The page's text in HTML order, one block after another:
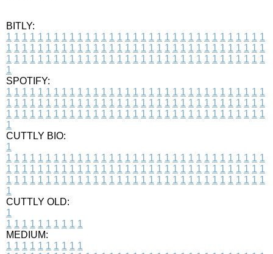
BITLY:
1 1 1 1 1 1 1 1 1 1 1 1 1 1 1 1 1 1 1 1 1 1 1 1 1 1 1 1 1 1 1 1 1
1 1 1 1 1 1 1 1 1 1 1 1 1 1 1 1 1 1 1 1 1 1 1 1 1 1 1 1 1 1 1 1 1
1 1 1 1 1 1 1 1 1 1 1 1 1 1 1 1 1 1 1 1 1 1 1 1 1 1 1 1 1 1 1 1 1
1
SPOTIFY:
1 1 1 1 1 1 1 1 1 1 1 1 1 1 1 1 1 1 1 1 1 1 1 1 1 1 1 1 1 1 1 1 1
1 1 1 1 1 1 1 1 1 1 1 1 1 1 1 1 1 1 1 1 1 1 1 1 1 1 1 1 1 1 1 1 1
1 1 1 1 1 1 1 1 1 1 1 1 1 1 1 1 1 1 1 1 1 1 1 1 1 1 1 1 1 1 1 1 1
1
CUTTLY BIO:
1
1 1 1 1 1 1 1 1 1 1 1 1 1 1 1 1 1 1 1 1 1 1 1 1 1 1 1 1 1 1 1 1 1
1 1 1 1 1 1 1 1 1 1 1 1 1 1 1 1 1 1 1 1 1 1 1 1 1 1 1 1 1 1 1 1 1
1 1 1 1 1 1 1 1 1 1 1 1 1 1 1 1 1 1 1 1 1 1 1 1 1 1 1 1 1 1 1 1 1
1
CUTTLY OLD:
1
1 1 1 1 1 1 1 1 1 1
MEDIUM:
1 1 1 1 1 1 1 1 1 1